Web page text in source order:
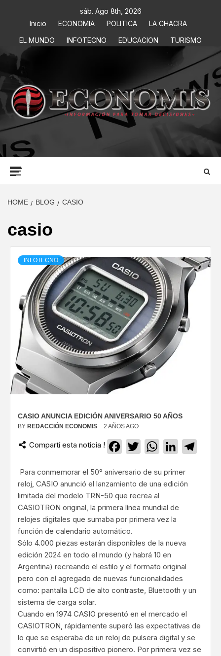
sáb. Ago 8th, 2026
Inicio
ECONOMIA POLITICA
LA CHACRA
EL MUNDO
INFOTECNO EDUCACION TURISMO
ECONOMIS
INFORMACIÓN PARA TOMAR DECISIONES
HOME BLOG CASIO
casio
INFOTECNO
CASIO ANUNCIA EDICIÓN ANIVERSARIO 50 AÑOS
BY REDACCIÓN ECONOMIS 2 AÑOS AGO
Compartí esta noticia ! Facebook
TwitterWhatsApp
LinkedIn
Para conmemorar el 50° aniversario de su primer
reloj, CASIO anunció el lanzamiento de una edición
limitada del modelo TRN-50 que recrea al
CASIOTRON original, la primera línea mundial de
relojes digitales que sumaba por primera vez la
función de calendario automático.
Sólo 4.000 piezas estarán disponibles de la nueva
edición 2024 en todo el mundo (y habrá 10 en
Argentina) recreando el estilo y el formato original
pero con el agregado de nuevas funcionalidades
como: pantalla LCD de alto contraste, Bluetooth y un
sistema de carga solar.
Cuando en 1974 CASIO presentó en el mercado el
CASIOTRON, rápidamente superó las expectativas de
lo que se esperaba de un reloj de pulsera digital y se
convirtió en un dispositivo pionero. Por primera vez se